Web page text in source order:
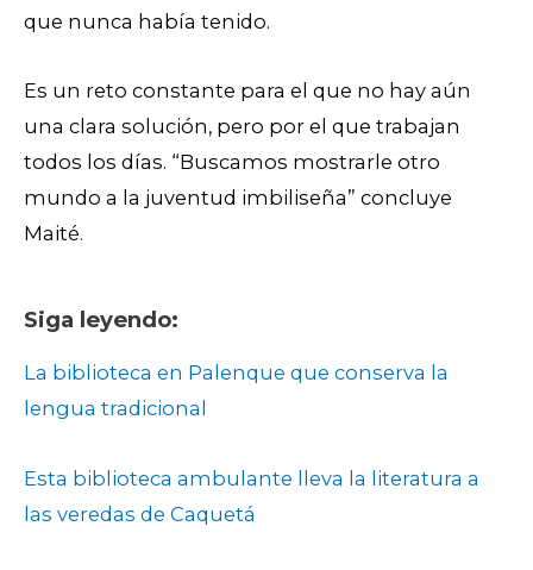
que nunca había tenido.
Es un reto constante para el que no hay aún
una clara solución, pero por el que trabajan
todos los días. “Buscamos mostrarle otro
mundo a la juventud imbiliseña” concluye
Maité.
Siga leyendo:
La biblioteca en Palenque que conserva la
lengua tradicional
Esta biblioteca ambulante lleva la literatura a
las veredas de Caquetá